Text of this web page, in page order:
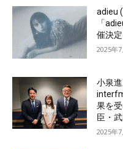
adieu
「
催決定
2025年
小泉
果を
臣・
2025年